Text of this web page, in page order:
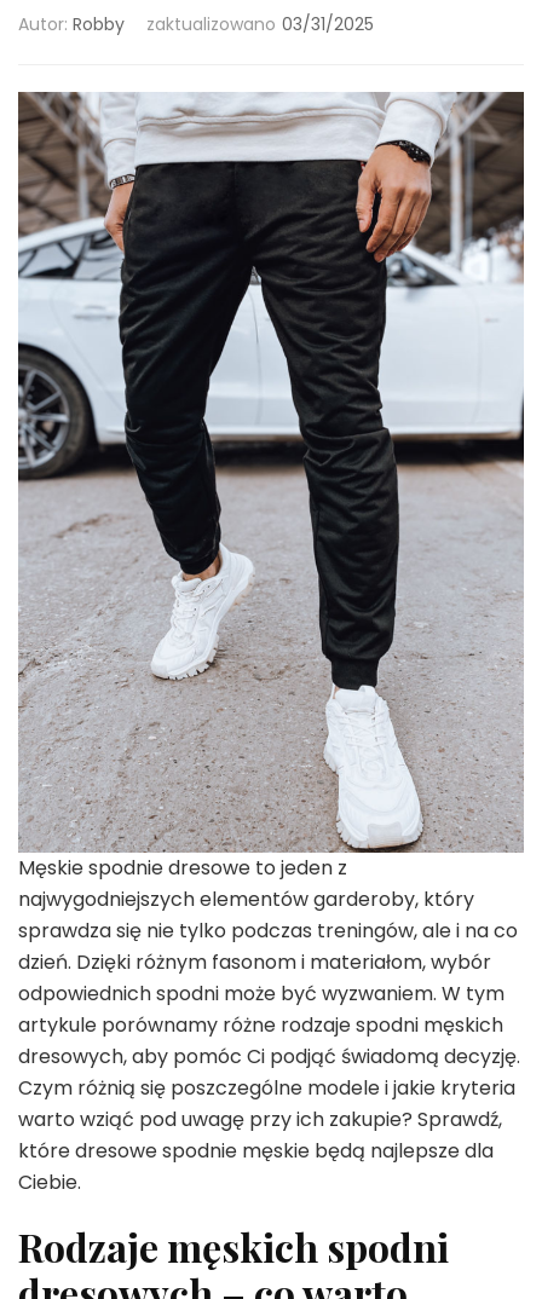
Autor: Robby zaktualizowano 03/31/2025
Męskie spodnie dresowe to jeden z
najwygodniejszych elementów garderoby, który
sprawdza się nie tylko podczas treningów, ale i na co
dzień. Dzięki różnym fasonom i materiałom, wybór
odpowiednich spodni może być wyzwaniem. W tym
artykule porównamy różne rodzaje spodni męskich
dresowych, aby pomóc Ci podjąć świadomą decyzję.
Czym różnią się poszczególne modele i jakie kryteria
warto wziąć pod uwagę przy ich zakupie? Sprawdź,
które dresowe spodnie męskie będą najlepsze dla
Ciebie.
Rodzaje męskich spodni